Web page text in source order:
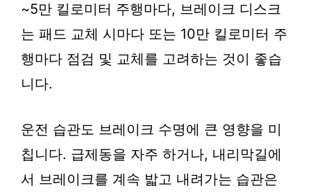
~5만 킬로미터 주행마다, 브레이크 디스크
는 패드 교체 시마다 또는 10만 킬로미터 주
행마다 점검 및 교체를 고려하는 것이 좋습
니다.
운전 습관도 브레이크 수명에 큰 영향을 미
칩니다. 급제동을 자주 하거나, 내리막길에
서 브레이크를 계속 밟고 내려가는 습관은